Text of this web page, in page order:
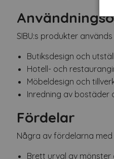
SIBU:s produkter
Butiksdesign och
Hotell- och
Möbeldesign och
Inredning av bostäder
Fördelar
Några av fördelarna med
Brett urval av